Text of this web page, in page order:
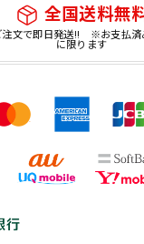
全国送料無
注文で即日発送!! ※お支払済
に限ります